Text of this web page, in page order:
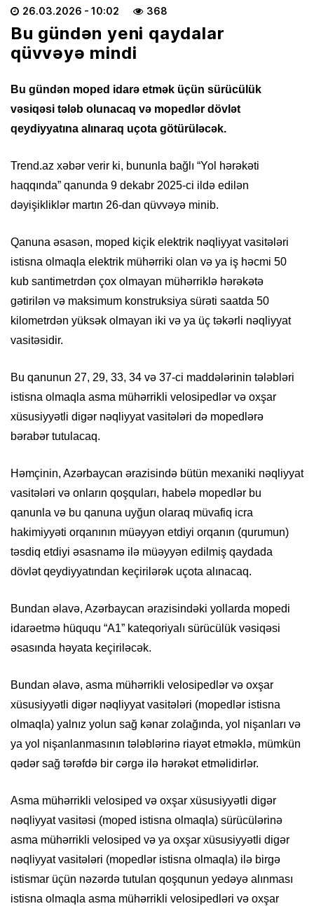
26.03.2026 - 10:02 368
Bu gündən yeni qaydalar
qüvvəyə mindi
Bu gündən moped idarə etmək üçün sürücülük
vəsiqəsi tələb olunacaq və mopedlər dövlət
qeydiyyatına alınaraq uçota götürüləcək.
Trend.az xəbər verir ki, bununla bağlı “Yol hərəkəti
haqqında” qanunda 9 dekabr 2025-ci ildə edilən
dəyişikliklər martın 26-dan qüvvəyə minib.
Qanuna əsasən, moped kiçik elektrik nəqliyyat vasitələri
istisna olmaqla elektrik mühərriki olan və ya iş həcmi 50
kub santimetrdən çox olmayan mühərriklə hərəkətə
gətirilən və maksimum konstruksiya sürəti saatda 50
kilometrdən yüksək olmayan iki və ya üç təkərli nəqliyyat
vasitəsidir.
Bu qanunun 27, 29, 33, 34 və 37-ci maddələrinin tələbləri
istisna olmaqla asma mühərrikli velosipedlər və oxşar
xüsusiyyətli digər nəqliyyat vasitələri də mopedlərə
bərabər tutulacaq.
Həmçinin, Azərbaycan ərazisində bütün mexaniki nəqliyyat
vasitələri və onların qoşquları, habelə mopedlər bu
qanunla və bu qanuna uyğun olaraq müvafiq icra
hakimiyyəti orqanının müəyyən etdiyi orqanın (qurumun)
təsdiq etdiyi əsasnamə ilə müəyyən edilmiş qaydada
dövlət qeydiyyatından keçirilərək uçota alınacaq.
Bundan əlavə, Azərbaycan ərazisindəki yollarda mopedi
idarəetmə hüququ “A1” kateqoriyalı sürücülük vəsiqəsi
əsasında həyata keçiriləcək.
Bundan əlavə, asma mühərrikli velosipedlər və oxşar
xüsusiyyətli digər nəqliyyat vasitələri (mopedlər istisna
olmaqla) yalnız yolun sağ kənar zolağında, yol nişanları və
ya yol nişanlanmasının tələblərinə riayət etməklə, mümkün
qədər sağ tərəfdə bir cərgə ilə hərəkət etməlidirlər.
Asma mühərrikli velosiped və oxşar xüsusiyyətli digər
nəqliyyat vasitəsi (moped istisna olmaqla) sürücülərinə
asma mühərrikli velosiped və ya oxşar xüsusiyyətli digər
nəqliyyat vasitələri (mopedlər istisna olmaqla) ilə birgə
istismar üçün nəzərdə tutulan qoşqunun yedəyə alınması
istisna olmaqla asma mühərrikli velosipedləri və oxşar